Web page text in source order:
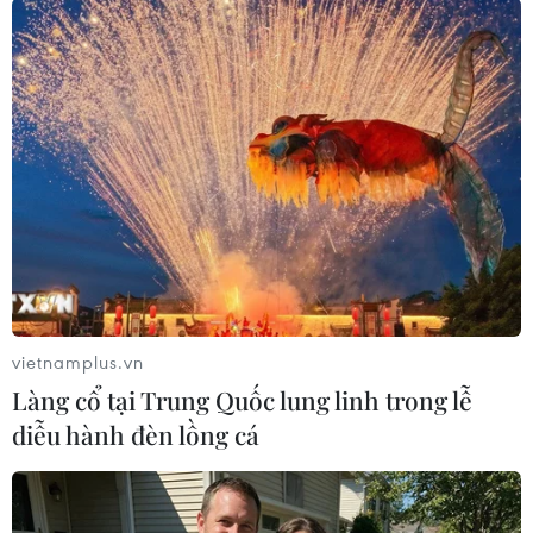
làm ảnhhưởng đến an ninh trật tự tại địa
phương, gây bất bình trong quần chúngnhân
dân và cần phải được xử lý nghiêm minh trước
pháp luật./.
Minh Tâm (TTXVN)
vietnamplus.vn
Làng cổ tại Trung Quốc lung linh trong lễ
diễu hành đèn lồng cá